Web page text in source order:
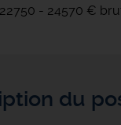
22750 - 24570 €
du